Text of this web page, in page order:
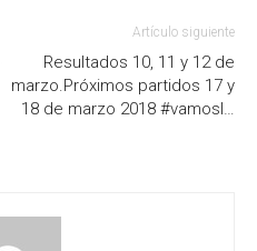
Artículo siguiente
Resultados 10, 11 y 12 de
marzo.Próximos partidos 17 y
18 de marzo 2018 #vamosl…